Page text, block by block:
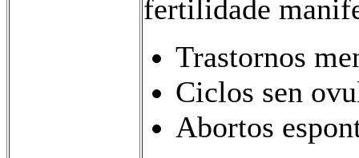
fertilidade
Trastornos
Ciclos sen
Abortos